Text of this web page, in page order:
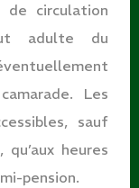
circulation
adulte du
Les
sauf
heures
pension.